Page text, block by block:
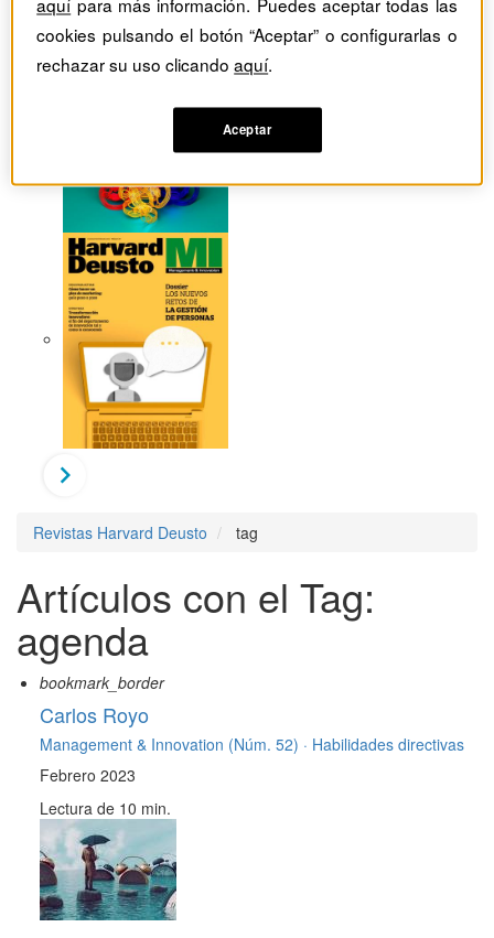
Revistas Harvard Deusto tag
Artículos con el Tag:
agenda
bookmark_border
Carlos Royo
Management & Innovation (Núm. 52) · Habilidades directivas
Febrero 2023
Lectura de 10 min.
cookies pulsando el botón “Aceptar” o configurarlas o
rechazar su uso clicandoaquí.
Aceptar